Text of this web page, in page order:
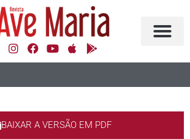
BAIXAR A VERSÃO EM PDF